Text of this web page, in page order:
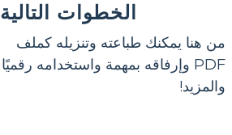
الخطوات التالية
من هنا يمكنك طباعته وتنزيله كملف
PDF وإرفاقه بمهمة واستخدامه رقميًا
والمزيد!